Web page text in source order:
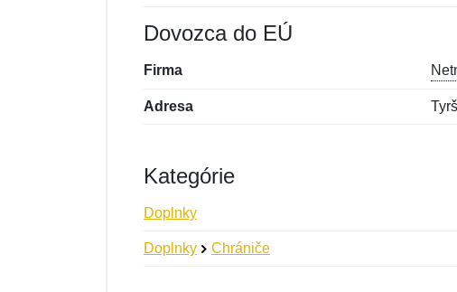
Dovozca do EÚ
Firma
Adresa
Kategórie
Doplnky
Doplnky Chrániče